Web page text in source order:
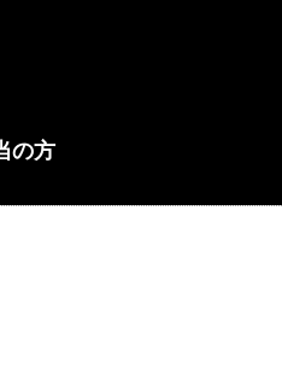
の方